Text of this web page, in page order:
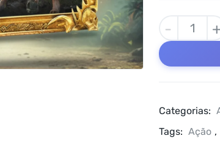
-
Biomutant
Offline
Categorias:
Tags: Ação ,